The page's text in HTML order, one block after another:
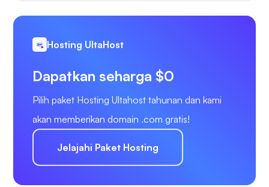
Hosting UltaHost
Dapatkan seharga $0
Pilih paket Hosting Ultahost tahunan dan kami
akan memberikan domain .com gratis!
Jelajahi Paket Hosting